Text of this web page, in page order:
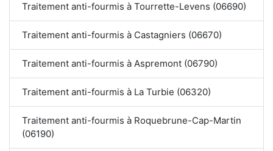
Traitement anti-fourmis à Tourrette-Levens (06690)
Traitement anti-fourmis à Castagniers (06670)
Traitement anti-fourmis à Aspremont (06790)
Traitement anti-fourmis à La Turbie (06320)
Traitement anti-fourmis à Roquebrune-Cap-Martin
(06190)